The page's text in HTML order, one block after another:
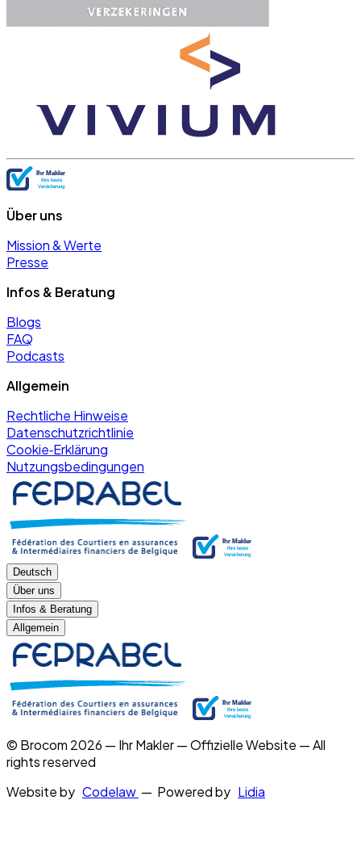
Über uns
Mission & Werte
Presse
Infos & Beratung
Blogs
FAQ
Podcasts
Allgemein
Rechtliche Hinweise
Datenschutzrichtlinie
Cookie‑Erklärung
Nutzungsbedingungen
Deutsch
Über uns
Infos & Beratung
Allgemein
© Brocom 2026 — Ihr Makler — Offizielle Website — All
rights reserved
Website by Codelaw — Powered by Lidia